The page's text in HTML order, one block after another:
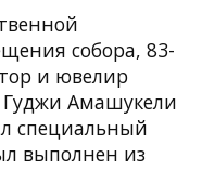
собора, 83-
и ювелир
Гуджи Амашукели
специальный
выполнен из